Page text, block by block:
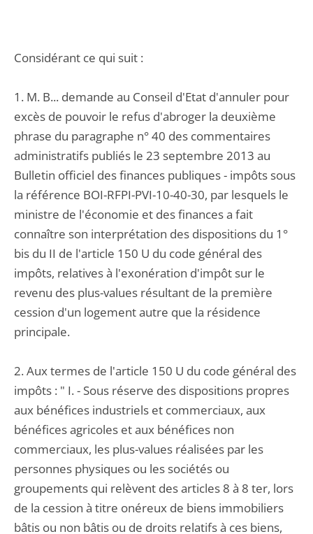
Considérant ce qui suit :
1. M. B... demande au Conseil d'Etat d'annuler pour
excès de pouvoir le refus d'abroger la deuxième
phrase du paragraphe n° 40 des commentaires
administratifs publiés le 23 septembre 2013 au
Bulletin officiel des finances publiques - impôts sous
la référence BOI-RFPI-PVI-10-40-30, par lesquels le
ministre de l'économie et des finances a fait
connaître son interprétation des dispositions du 1°
bis du II de l'article 150 U du code général des
impôts, relatives à l'exonération d'impôt sur le
revenu des plus-values résultant de la première
cession d'un logement autre que la résidence
principale.
2. Aux termes de l'article 150 U du code général des
impôts : " I. - Sous réserve des dispositions propres
aux bénéfices industriels et commerciaux, aux
bénéfices agricoles et aux bénéfices non
commerciaux, les plus-values réalisées par les
personnes physiques ou les sociétés ou
groupements qui relèvent des articles 8 à 8 ter, lors
de la cession à titre onéreux de biens immobiliers
bâtis ou non bâtis ou de droits relatifs à ces biens,